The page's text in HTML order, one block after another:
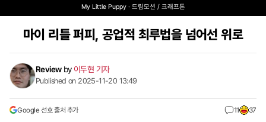
My Little Puppy · 드림모션 / 크래프톤
마이 리틀 퍼피, 공업적 최루법을 넘어선 위로
Reviewby 이두현 기자
Published on 2025-11-20 13:49
Google 선호 출처 추가 11 37